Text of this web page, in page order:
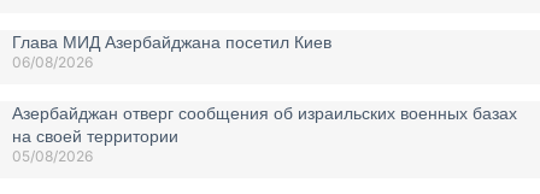
Глава МИД Азербайджана посетил Киев
06/08/2026
Азербайджан отверг сообщения об израильских военных базах
на своей территории
05/08/2026